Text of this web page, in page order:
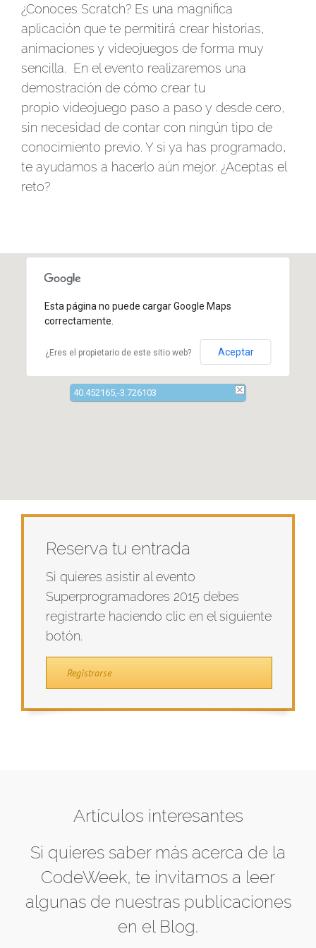
¿Conoces Scratch? Es una magnífica
aplicación que te permitirá crear historias,
animaciones y videojuegos de forma muy
sencilla. En el evento realizaremos una
demostración de cómo crear tu
propio videojuego paso a paso y desde cero,
sin necesidad de contar con ningún tipo de
conocimiento previo. Y si ya has programado,
te ayudamos a hacerlo aún mejor. ¿Aceptas el
reto?
40.452165,-3.726103
Esta página no puede cargar Google Maps
correctamente.
¿Eres el propietario de este sitio web? Aceptar
Reserva tu entrada
Si quieres asistir al evento
Superprogramadores 2015 debes
registrarte haciendo clic en el siguiente
botón.
Registrarse
Artículos interesantes
Si quieres saber más acerca de la
CodeWeek, te invitamos a leer
algunas de nuestras publicaciones
en el Blog.